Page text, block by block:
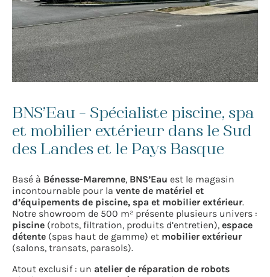
Aménagement
Notre showroom
Nos réalisations
Nous contacter
Demande de devis
BNS’Eau – Spécialiste piscine, spa
et mobilier extérieur dans le Sud
des Landes et le Pays Basque
Basé à Bénesse-Maremne, BNS’Eau est le magasin
incontournable pour la vente de matériel et
d’équipements de piscine, spa et mobilier extérieur.
Notre showroom de 500 m² présente plusieurs univers :
piscine (robots, filtration, produits d’entretien), espace
détente (spas haut de gamme) et mobilier extérieur
(salons, transats, parasols).
Atout exclusif : un atelier de réparation de robots